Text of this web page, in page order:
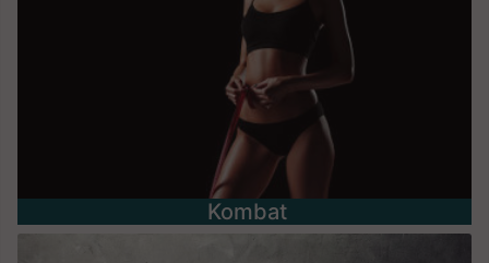
Kombat